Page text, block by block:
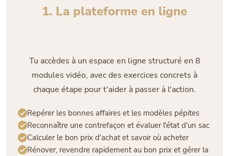
1. La plateforme en ligne
Tu accèdes à un espace en ligne structuré en 8
modules vidéo, avec des exercices concrets à
chaque étape pour t'aider à passer à l'action.
Repérer les bonnes affaires et les modèles pépites
Reconnaître une contrefaçon et évaluer l'état d'un sac
Calculer le bon prix d'achat et savoir où acheter
Rénover, revendre rapidement au bon prix et gérer la